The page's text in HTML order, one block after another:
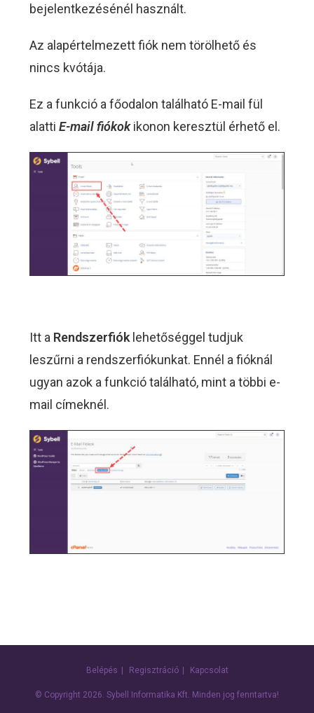
bejelentkezésénél használt.
Az alapértelmezett fiók nem törölhető és
nincs kvótája.
Ez a funkció a főodalon található E-mail fül
alatti E-mail fiókokikonon keresztül érhető el.
Itt a Rendszerfiók lehetőséggel tudjuk
leszűrni a rendszerfiókunkat. Ennél a fióknál
ugyan azok a funkció található, mint a többi e-
mail címeknél.
Belépés Regisztráció Kapcsolat
© Copyright 2026. Sybell Informatika Kft. Minden jog fenntartva!